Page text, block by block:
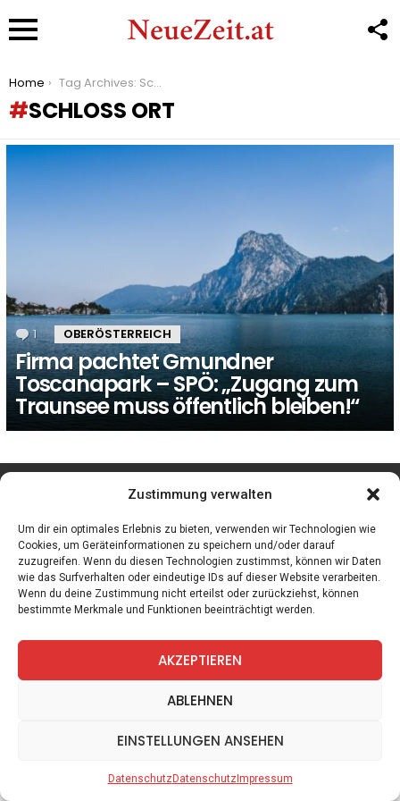
Zustimmung verwalten
Um dir ein optimales Erlebnis zu bieten, verwenden wir Technologien wie
Cookies, um Geräteinformationen zu speichern und/oder darauf
zuzugreifen. Wenn du diesen Technologien zustimmst, können wir Daten
wie das Surfverhalten oder eindeutige IDs auf dieser Website verarbeiten.
Wenn du deine Zustimmung nicht erteilst oder zurückziehst, können
bestimmte Merkmale und Funktionen beeinträchtigt werden.
AKZEPTIEREN
ABLEHNEN
EINSTELLUNGEN ANSEHEN
DatenschutzDatenschutzImpressum
You are here:
Home Tag Archives: Schloss Ort
SCHLOSS ORT
LATEST
1 Kommentar
OBERÖSTERREICH
Firma pachtet Gmundner
Toscanapark – SPÖ: „Zugang zum
Traunsee muss öffentlich bleiben!“
facebook instagram
Spiele Zitate Kontakt Datenschutz Impressum